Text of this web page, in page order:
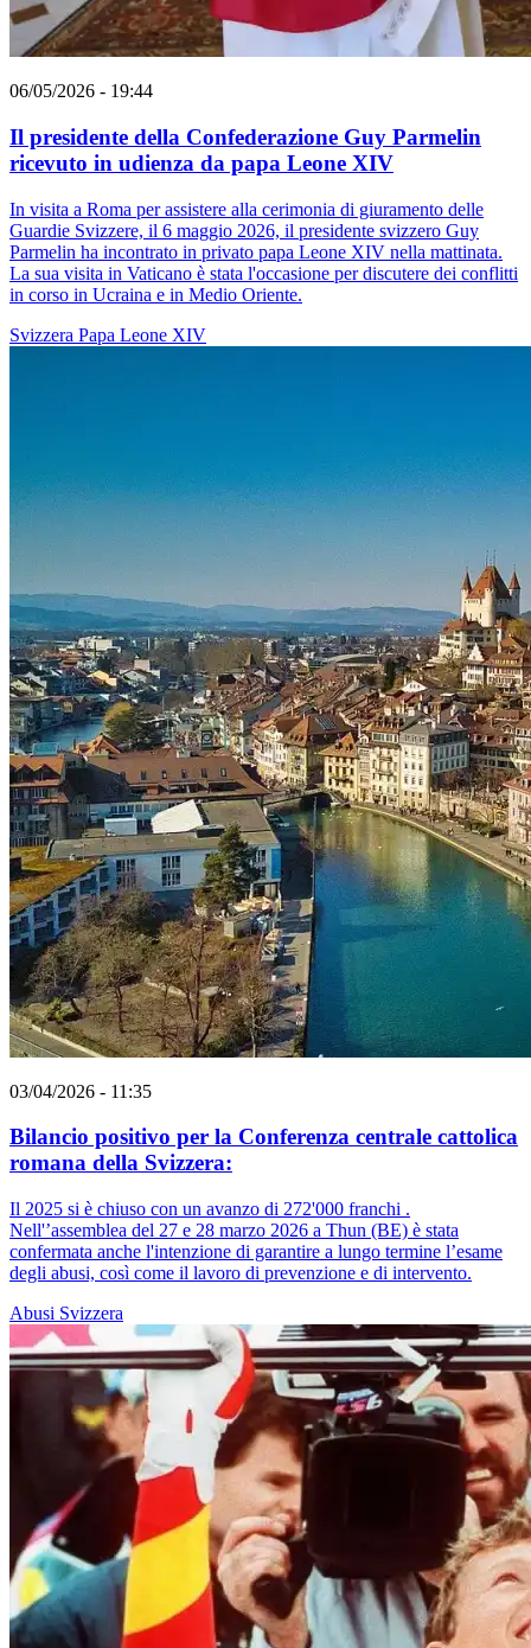
06/05/2026 - 19:44
Il presidente della Confederazione Guy Parmelin
ricevuto in udienza da papa Leone XIV
In visita a Roma per assistere alla cerimonia di giuramento delle
Guardie Svizzere, il 6 maggio 2026, il presidente svizzero Guy
Parmelin ha incontrato in privato papa Leone XIV nella mattinata.
La sua visita in Vaticano è stata l'occasione per discutere dei conflitti
in corso in Ucraina e in Medio Oriente.
Svizzera Papa Leone XIV
03/04/2026 - 11:35
Bilancio positivo per la Conferenza centrale cattolica
romana della Svizzera:
Il 2025 si è chiuso con un avanzo di 272'000 franchi .
Nell'’assemblea del 27 e 28 marzo 2026 a Thun (BE) è stata
confermata anche l'intenzione di garantire a lungo termine l’esame
degli abusi, così come il lavoro di prevenzione e di intervento.
Abusi Svizzera